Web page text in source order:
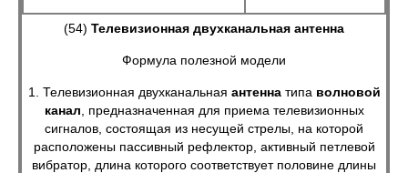
(54) Телевизионная двухканальная антенна
Формула полезной модели
1. Телевизионная двухканальная антеннатипа волновой
канал , предназначенная для приема телевизионных
сигналов, состоящая из несущей стрелы, на которой
расположены пассивный рефлектор, активный петлевой
вибратор, длина которого соответствует половине длины